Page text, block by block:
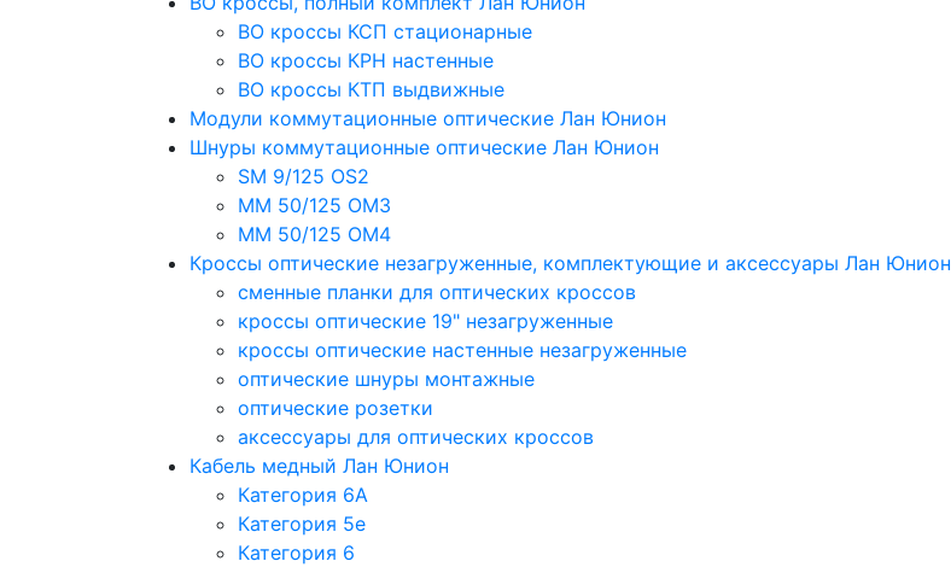
ВО кроссы КСП стационарные
ВО кроссы КРН настенные
ВО кроссы КТП выдвижные
Модули коммутационные оптические Лан Юнион
Шнуры коммутационные оптические Лан Юнион
SM 9/125 OS2
MM 50/125 OM3
MM 50/125 OM4
Кроссы оптические незагруженные, комплектующие и аксессуары Лан Юнион
сменные планки для оптических кроссов
кроссы оптические 19" незагруженные
кроссы оптические настенные незагруженные
оптические шнуры монтажные
оптические розетки
аксессуары для оптических кроссов
Кабель медный Лан Юнион
Категория 6A
Категория 5e
Категория 6